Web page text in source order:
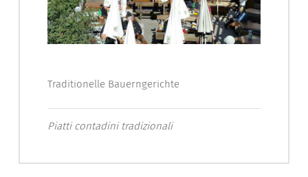
Traditionelle Bauerngerichte
Piatti contadini tradizionali